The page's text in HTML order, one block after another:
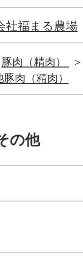
社福まる農場
豚肉（精肉）
肉（精肉）
の他